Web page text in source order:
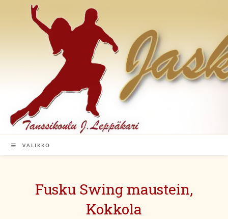
VALIKKO
Fusku Swing maustein,
Kokkola